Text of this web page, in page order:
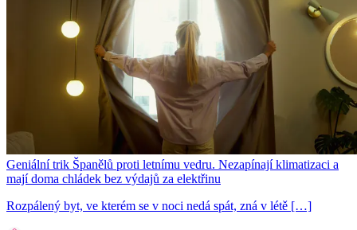
Geniální trik Španělů proti letnímu vedru. Nezapínají klimatizaci a
mají doma chládek bez výdajů za elektřinu
Rozpálený byt, ve kterém se v noci nedá spát, zná v létě […]